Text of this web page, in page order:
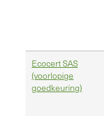
Ecocert SAS
(voorlopige
goedkeuring)